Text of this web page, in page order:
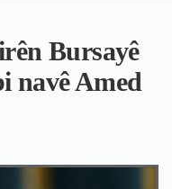
Bursayê
navê Amed